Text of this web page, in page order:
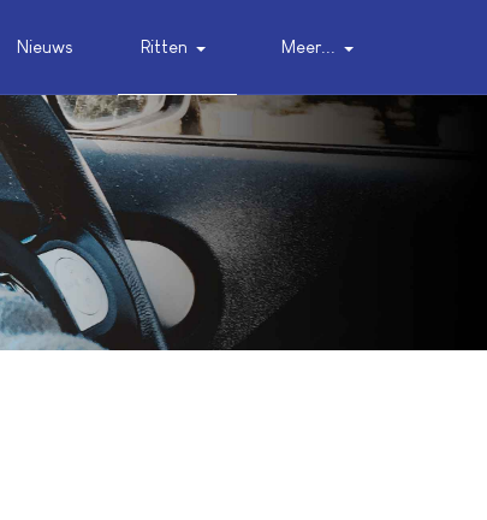
Nieuws Ritten Meer...